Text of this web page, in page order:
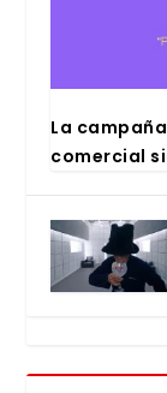
La
comer­cial